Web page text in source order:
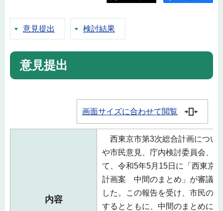
意見提出 検討結果
意見提出
画面サイズに合わせて閲覧
内容
西東京市第3次総合計画につい
や市民意見、庁内検討委員会、
て、令和5年5月15日に「西東京
計画案 中間のまとめ」が審議会
した。この報告を受け、市民の
するとともに、中間のまとめに